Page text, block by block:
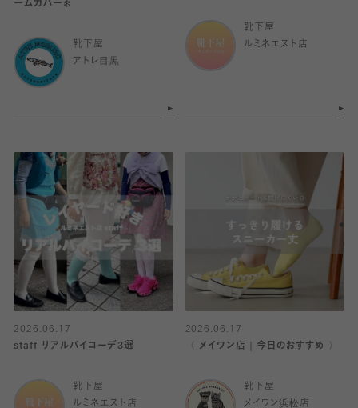
ームカバー❄️
靴下屋
アトレ目黒
靴下屋
ルミネエスト店
2026.06.17
staff リアルバイコーデ3選
靴下屋
ルミネエスト店
2026.06.17
〈 メイワン店｜今日のおすすめ 〉
靴下屋
メイワン浜松店